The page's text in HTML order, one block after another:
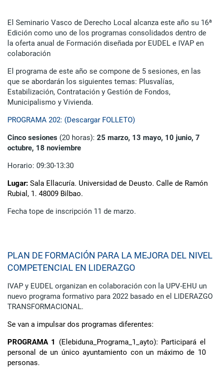
El Seminario Vasco de Derecho Local alcanza este año su 16ª
Edición como uno de los programas consolidados dentro de
la oferta anual de Formación diseñada por EUDEL e IVAP en
colaboración
El programa de este año se compone de 5 sesiones, en las
que se abordarán los siguientes temas: Plusvalías,
Estabilización, Contratación y Gestión de Fondos,
Municipalismo y Vivienda.
PROGRAMA 202: (Descargar FOLLETO)
Cinco sesiones (20 horas): 25 marzo, 13 mayo, 10 junio, 7
octubre, 18 noviembre
Horario: 09:30-13:30
Lugar: Sala Ellacuría. Universidad de Deusto. Calle de Ramón
Rubial, 1. 48009 Bilbao.
Fecha tope de inscripción 11 de marzo.
PLAN DE FORMACIÓN PARA LA MEJORA DEL NIVEL
COMPETENCIAL EN LIDERAZGO
IVAP y EUDEL organizan en colaboración con la UPV-EHU un
nuevo programa formativo para 2022 basado en el LIDERAZGO
TRANSFORMACIONAL.
Se van a impulsar dos programas diferentes:
PROGRAMA 1
(Elebiduna_Programa_1_ayto): Participará el
personal de un único ayuntamiento con un máximo de 10
personas.